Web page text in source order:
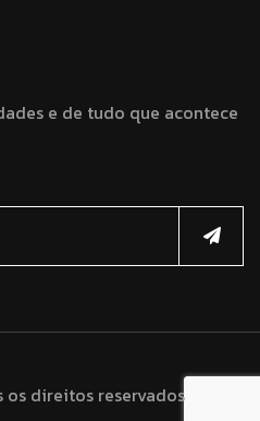
e de tudo que acontece
os direitos reservados